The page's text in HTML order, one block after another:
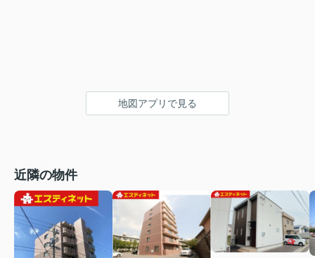
地図アプリで見る
近隣の物件